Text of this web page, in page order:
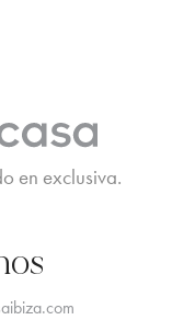
en exclusiva.